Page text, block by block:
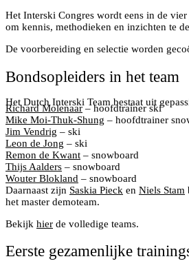
Het Interski Congres wordt eens in de
om kennis, methodieken en inzichten te
De voorbereiding en selectie worden
Bondsopleiders in het team
Het Dutch Interski Team bestaat uit
Richard Molenaar– hoofdtrainer ski
Mike Moi-Thuk-Shung – hoofdtrainer
Jim Vendrig – ski
Leon de Jong – ski
Remon de Kwant – snowboard
Thijs Aalders – snowboard
Wouter Blokland – snowboard
Daarnaast zijn Saskia Pieck en Niels Stam
het master demoteam.
Bekijk hier de volledige teams.
Eerste gezamenlijke